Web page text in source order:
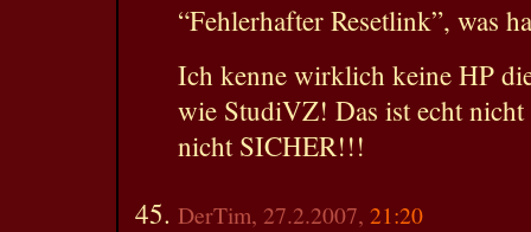
“Fehlerhafter Resetlink”, was
Ich kenne wirklich keine HP
wie StudiVZ! Das ist echt
nicht SICHER!!!
DerTim, 27.2.2007, 21:20